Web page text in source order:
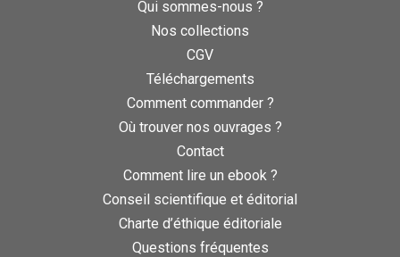
Qui sommes-nous ?
Nos collections
CGV
Téléchargements
Comment commander ?
Où trouver nos ouvrages ?
Contact
Comment lire un ebook ?
Conseil scientifique et éditorial
Charte d’éthique éditoriale
Questions fréquentes